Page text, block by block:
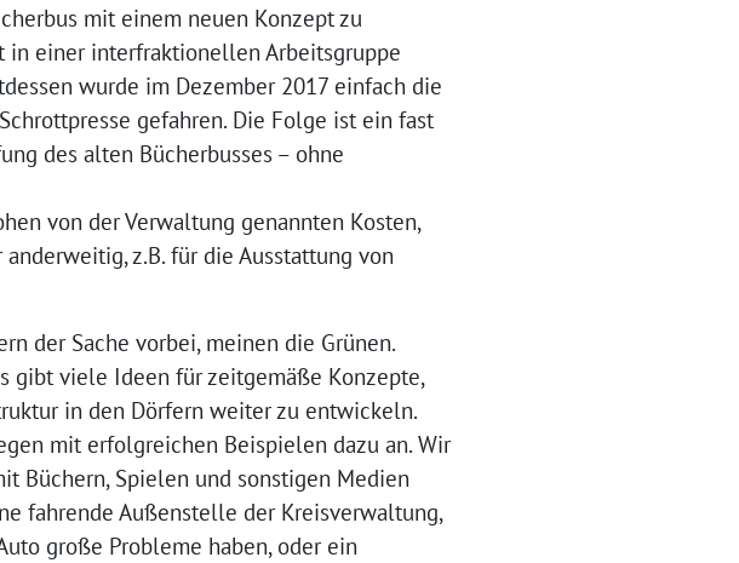
mit einem neuen Konzept zu
in einer interfraktionellen Arbeitsgruppe
wurde im Dezember 2017 einfach die
gefahren. Die Folge ist ein fast
des alten Bücherbusses – ohne
von der Verwaltung genannten Kosten,
z.B. für die Ausstattung von
der Sache vorbei, meinen die Grünen.
gibt viele Ideen für zeitgemäße Konzepte,
in den Dörfern weiter zu entwickeln.
mit erfolgreichen Beispielen dazu an. Wir
Büchern, Spielen und sonstigen Medien
fahrende Außenstelle der Kreisverwaltung,
große Probleme haben, oder ein